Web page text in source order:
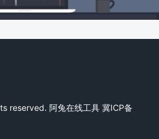
reserved. 阿兔在线工具 冀ICP备